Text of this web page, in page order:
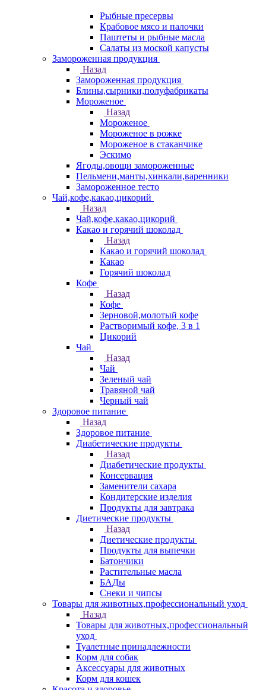
Рыбные пресервы
Крабовое мясо и палочки
Паштеты и рыбные масла
Салаты из моской капусты
Замороженная продукция
Назад
Замороженная продукция
Блины,сырники,полуфабрикаты
Мороженое
Назад
Мороженое
Мороженое в рожке
Мороженое в стаканчике
Эскимо
Ягоды,овощи замороженные
Пельмени,манты,хинкали,варенники
Замороженное тесто
Чай,кофе,какао,цикорий
Назад
Чай,кофе,какао,цикорий
Какао и горячий шоколад
Назад
Какао и горячий шоколад
Какао
Горячий шоколад
Кофе
Назад
Кофе
Зерновой,молотый кофе
Растворимый кофе, 3 в 1
Цикорий
Чай
Назад
Чай
Зеленый чай
Травяной чай
Черный чай
Здоровое питание
Назад
Здоровое питание
Диабетические продукты
Назад
Диабетические продукты
Консервация
Заменители сахара
Кондитерские изделия
Продукты для завтрака
Диетические продукты
Назад
Диетические продукты
Продукты для выпечки
Батончики
Растительные масла
БАДы
Снеки и чипсы
Товары для животных,профессиональный уход
Назад
Товары для животных,профессиональный
уход
Туалетные принадлежности
Корм для собак
Аксессуары для животных
Корм для кошек